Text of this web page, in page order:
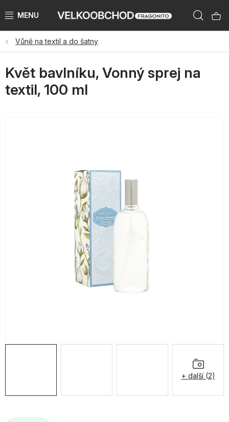
na
NAŠE ZNAČKY
PŘEDPRODEJ VÁNOCE 2026
NOVINKY 2026
VÝPRODEJ SKLADU AŽ -50 %
OBLÍBENÉ KOLEKCE
PODLE TYPU PROVOZU
Vůně na textil a do šatny
Květ bavlníku, Vonný sprej na
textil, 100 ml
+ další (2)